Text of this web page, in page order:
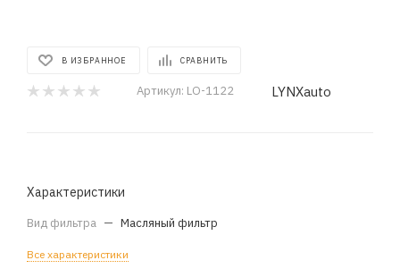
В ИЗБРАННОЕ СРАВНИТЬ
Артикул: LO-1122 LYNXauto
Характеристики
Вид фильтра — Масляный фильтр
Все характеристики